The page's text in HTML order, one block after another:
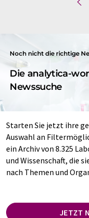
Noch nicht die richtige
Die analytica-
Newssuche
Starten Sie jetzt ihre
Auswahl an
ein Archiv von 8.325
und Wissenschaft, die
nach Themen und
JETZT